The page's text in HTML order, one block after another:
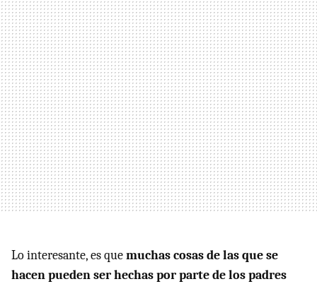
Lo interesante, es quemuchas cosas de las que se
hacen pueden ser hechas por parte de los padres